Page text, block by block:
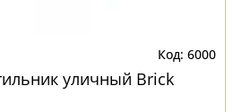
6000
уличный Brick